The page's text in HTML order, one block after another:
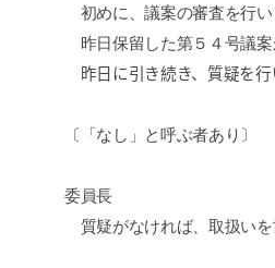
初めに、議案の審査を行い
昨日保留した第５４号議
昨日に引き続き、質疑を
〔「なし」と呼ぶ者あり〕
委員長
質疑がなければ、取扱い